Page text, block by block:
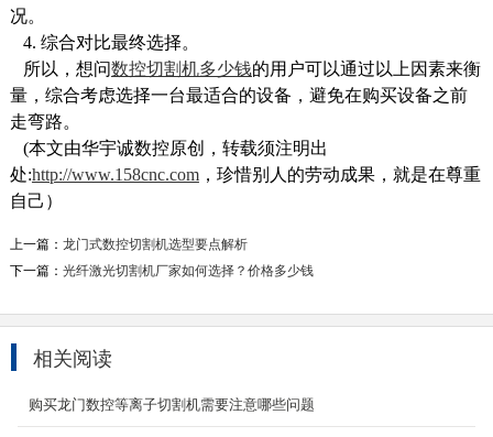
况。
4. 综合对比最终选择。
所以，想问数控切割机多少钱的用户可以通过以上因素来衡
量，综合考虑选择一台最适合的设备，避免在购买设备之前
走弯路。
(本文由华宇诚数控原创，转载须注明出
处:http://www.158cnc.com，珍惜别人的劳动成果，就是在尊重
自己）
上一篇： 龙门式数控切割机选型要点解析
下一篇： 光纤激光切割机厂家如何选择？价格多少钱
相关阅读
购买龙门数控等离子切割机需要注意哪些问题
12000w光纤激光切割机
2024-04-07